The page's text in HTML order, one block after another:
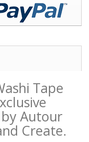
Tape
by Autour
Create.